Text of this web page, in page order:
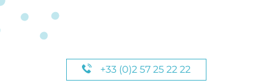
+33 (0)2 57 25 22 22